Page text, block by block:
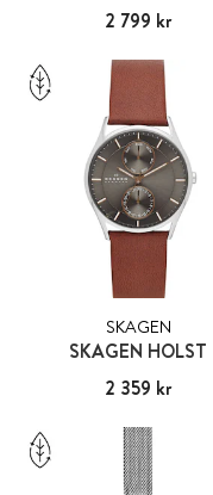
Pris :2 799 kr
2 799 kr
SKAGEN
SKAGEN HOLST
Pris :2 359 kr
2 359 kr